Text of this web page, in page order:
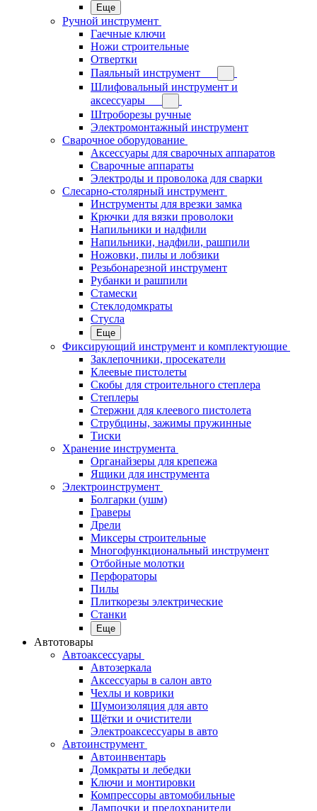
Еще
Ручной инструмент
Гаечные ключи
Ножи строительные
Отвертки
Паяльный инструмент
Шлифовальный инструмент и
аксессуары
Штроборезы ручные
Электромонтажный инструмент
Сварочное оборудование
Аксессуары для сварочных аппаратов
Сварочные аппараты
Электроды и проволока для сварки
Слесарно-столярный инструмент
Инструменты для врезки замка
Крючки для вязки проволоки
Напильники и надфили
Напильники, надфили, рашпили
Ножовки, пилы и лобзики
Резьбонарезной инструмент
Рубанки и рашпили
Стамески
Стеклодомкраты
Стусла
Еще
Фиксирующий инструмент и комплектующие
Заклепочники, просекатели
Клеевые пистолеты
Скобы для строительного степлера
Степлеры
Стержни для клеевого пистолета
Струбцины, зажимы пружинные
Тиски
Хранение инструмента
Органайзеры для крепежа
Ящики для инструмента
Электроинструмент
Болгарки (ушм)
Граверы
Дрели
Миксеры строительные
Многофункциональный инструмент
Отбойные молотки
Перфораторы
Пилы
Плиткорезы электрические
Станки
Еще
Автотовары
Автоаксессуары
Автозеркала
Аксессуары в салон авто
Чехлы и коврики
Шумоизоляция для авто
Щётки и очистители
Электроаксессуары в авто
Автоинструмент
Автоинвентарь
Домкраты и лебедки
Ключи и монтировки
Компрессоры автомобильные
Лампочки и предохранители